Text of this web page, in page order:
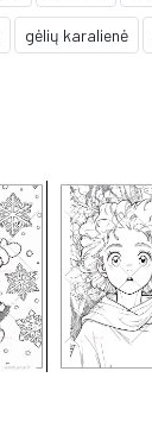
gėlių karalienė